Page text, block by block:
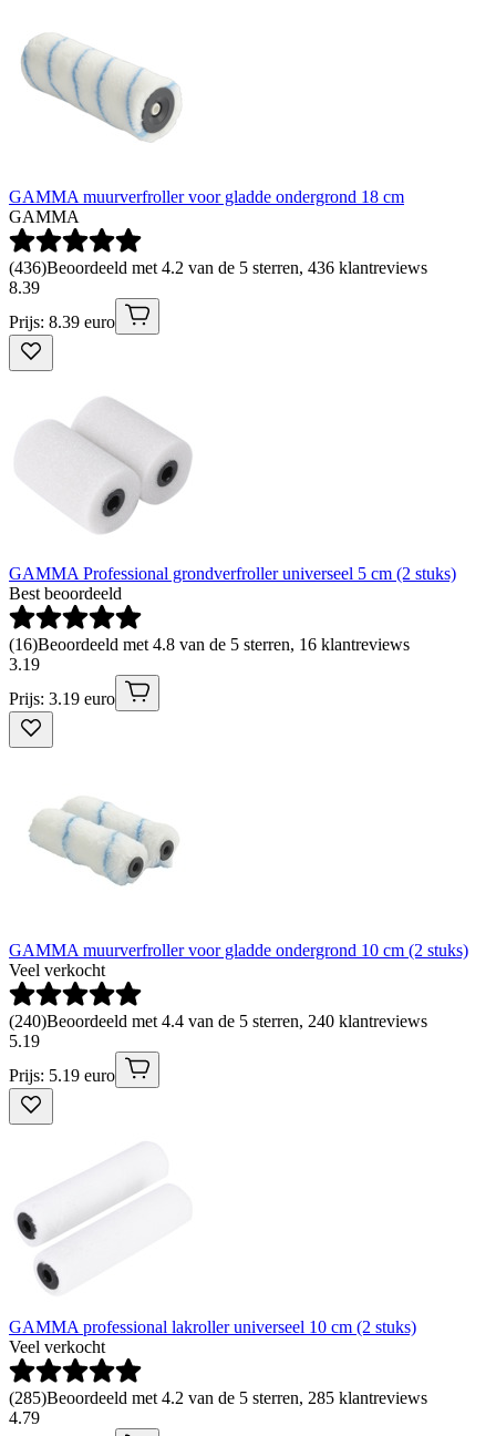
GAMMA muurverfroller voor gladde ondergrond 18 cm
GAMMA
(436)Beoordeeld met 4.2 van de 5 sterren, 436 klantreviews
8.39
Prijs: 8.39 euro
GAMMA Professional grondverfroller universeel 5 cm (2 stuks)
Best beoordeeld
(16)Beoordeeld met 4.8 van de 5 sterren, 16 klantreviews
3.19
Prijs: 3.19 euro
GAMMA muurverfroller voor gladde ondergrond 10 cm (2 stuks)
Veel verkocht
(240)Beoordeeld met 4.4 van de 5 sterren, 240 klantreviews
5.19
Prijs: 5.19 euro
GAMMA professional lakroller universeel 10 cm (2 stuks)
Veel verkocht
(285)Beoordeeld met 4.2 van de 5 sterren, 285 klantreviews
4.79